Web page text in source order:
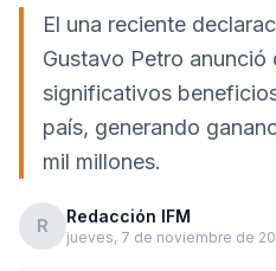
El una reciente
Gustavo Petro anunció
significativos
país, generando
mil millones.
R Redacción IFM
jueves, 7 de noviembre de